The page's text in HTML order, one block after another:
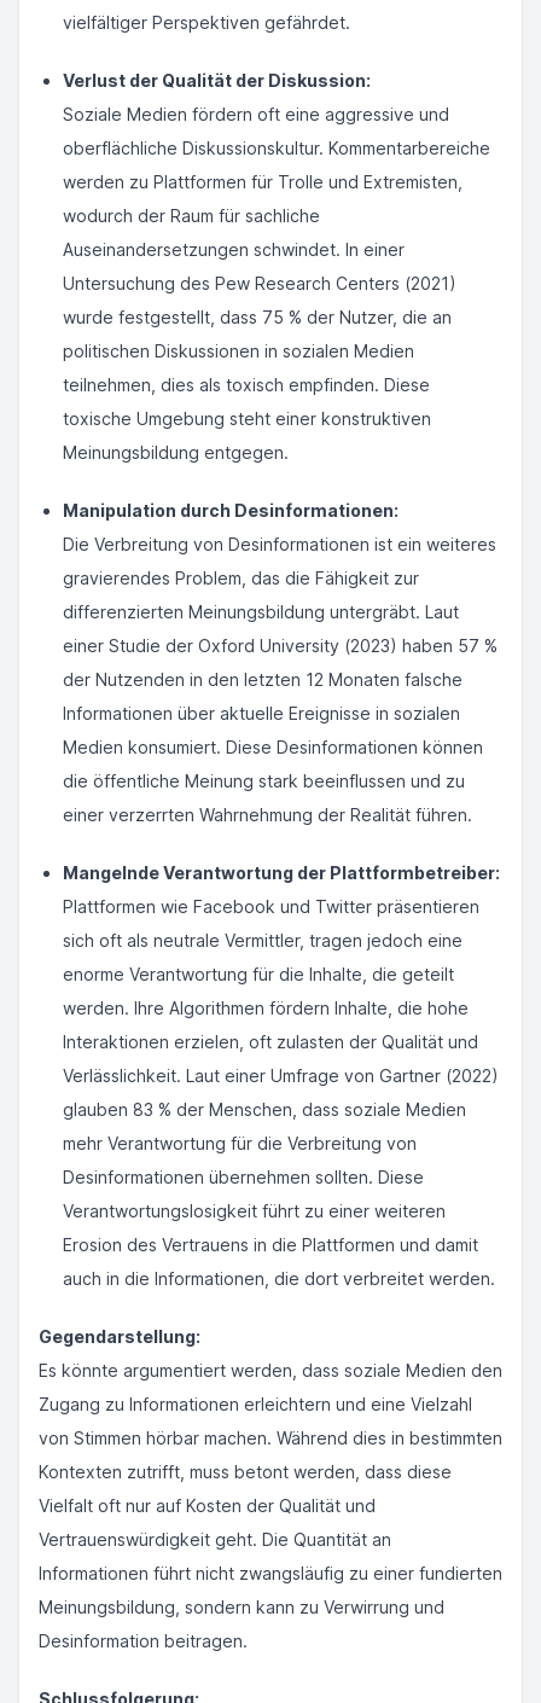
vielfältiger Perspektiven gefährdet.
Verlust der Qualität der Diskussion:
Soziale Medien fördern oft eine aggressive und
oberflächliche Diskussionskultur. Kommentarbereiche
werden zu Plattformen für Trolle und Extremisten,
wodurch der Raum für sachliche
Auseinandersetzungen schwindet. In einer
Untersuchung des Pew Research Centers (2021)
wurde festgestellt, dass 75 % der Nutzer, die an
politischen Diskussionen in sozialen Medien
teilnehmen, dies als toxisch empfinden. Diese
toxische Umgebung steht einer konstruktiven
Meinungsbildung entgegen.
Manipulation durch Desinformationen:
Die Verbreitung von Desinformationen ist ein weiteres
gravierendes Problem, das die Fähigkeit zur
differenzierten Meinungsbildung untergräbt. Laut
einer Studie der Oxford University (2023) haben 57 %
der Nutzenden in den letzten 12 Monaten falsche
Informationen über aktuelle Ereignisse in sozialen
Medien konsumiert. Diese Desinformationen können
die öffentliche Meinung stark beeinflussen und zu
einer verzerrten Wahrnehmung der Realität führen.
Mangelnde Verantwortung der Plattformbetreiber:
Plattformen wie Facebook und Twitter präsentieren
sich oft als neutrale Vermittler, tragen jedoch eine
enorme Verantwortung für die Inhalte, die geteilt
werden. Ihre Algorithmen fördern Inhalte, die hohe
Interaktionen erzielen, oft zulasten der Qualität und
Verlässlichkeit. Laut einer Umfrage von Gartner (2022)
glauben 83 % der Menschen, dass soziale Medien
mehr Verantwortung für die Verbreitung von
Desinformationen übernehmen sollten. Diese
Verantwortungslosigkeit führt zu einer weiteren
Erosion des Vertrauens in die Plattformen und damit
auch in die Informationen, die dort verbreitet werden.
Gegendarstellung:
Es könnte argumentiert werden, dass soziale Medien den
Zugang zu Informationen erleichtern und eine Vielzahl
von Stimmen hörbar machen. Während dies in bestimmten
Kontexten zutrifft, muss betont werden, dass diese
Vielfalt oft nur auf Kosten der Qualität und
Vertrauenswürdigkeit geht. Die Quantität an
Informationen führt nicht zwangsläufig zu einer fundierten
Meinungsbildung, sondern kann zu Verwirrung und
Desinformation beitragen.
Schlussfolgerung: